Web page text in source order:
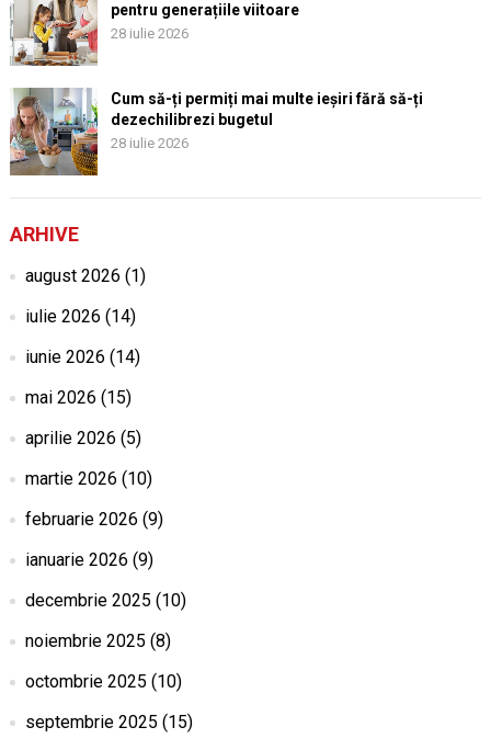
pentru generațiile viitoare
28 iulie 2026
Cum să-ți permiți mai multe ieșiri fără să-ți
dezechilibrezi bugetul
28 iulie 2026
ARHIVE
august 2026 (1)
iulie 2026 (14)
iunie 2026 (14)
mai 2026 (15)
aprilie 2026 (5)
martie 2026 (10)
februarie 2026 (9)
ianuarie 2026 (9)
decembrie 2025 (10)
noiembrie 2025 (8)
octombrie 2025 (10)
septembrie 2025 (15)